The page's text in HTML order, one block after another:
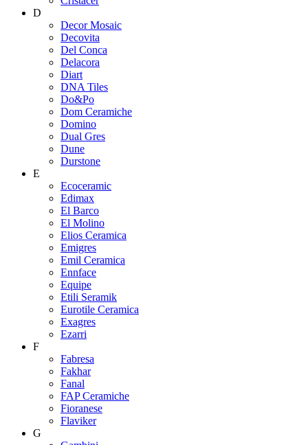
D
Decor Mosaic
Decovita
Del Conca
Delacora
Diart
DNA Tiles
Do&Po
Dom Ceramiche
Domino
Dual Gres
Dune
Durstone
E
Ecoceramic
Edimax
El Barco
El Molino
Elios Ceramica
Emigres
Emil Ceramica
Ennface
Equipe
Etili Seramik
Eurotile Ceramica
Exagres
Ezarri
F
Fabresa
Fakhar
Fanal
FAP Ceramiche
Fioranese
Flaviker
G